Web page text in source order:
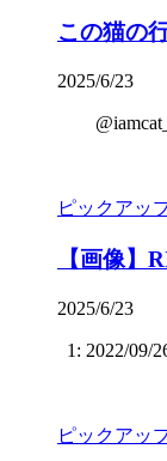
この猫の
2025/6/23
ピックアッ
【画像】
2025/6/23
1: 2022/09/
ピックアッ